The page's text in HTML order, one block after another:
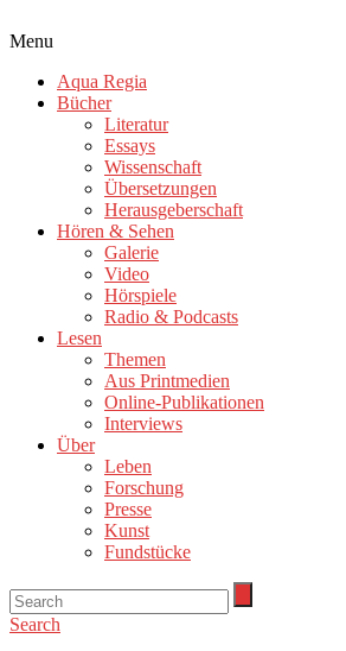
Menu
Aqua Regia
Bücher
Literatur
Essays
Wissenschaft
Übersetzungen
Herausgeberschaft
Hören & Sehen
Galerie
Video
Hörspiele
Radio & Podcasts
Lesen
Themen
Aus Printmedien
Online-Publikationen
Interviews
Über
Leben
Forschung
Presse
Kunst
Fundstücke
Search